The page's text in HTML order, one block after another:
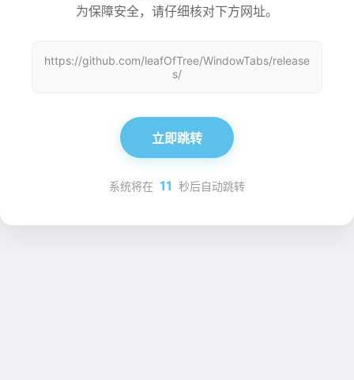
为保障安全，请仔细核对下方网址。
https://github.com/leafOfTree/WindowTabs/release
s/
立即跳转
系统将在 11 秒后自动跳转